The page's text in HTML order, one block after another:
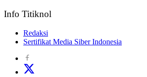
Info Titiknol
Redaksi
Sertifikat Media Siber Indonesia